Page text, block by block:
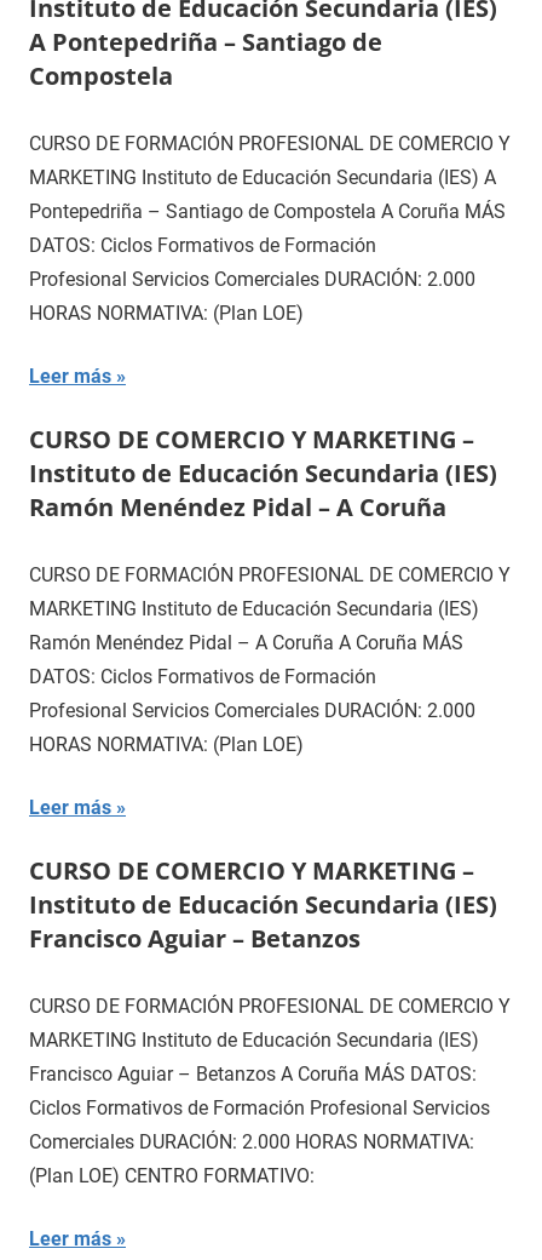
Instituto de Educación Secundaria (IES)
A Pontepedriña – Santiago de
Compostela
CURSO DE FORMACIÓN PROFESIONAL DE COMERCIO Y
MARKETING Instituto de Educación Secundaria (IES) A
Pontepedriña – Santiago de Compostela A Coruña MÁS
DATOS: Ciclos Formativos de Formación
Profesional Servicios Comerciales DURACIÓN: 2.000
HORAS NORMATIVA: (Plan LOE)
Leer más
CURSO DE COMERCIO Y MARKETING –
Instituto de Educación Secundaria (IES)
Ramón Menéndez Pidal – A Coruña
CURSO DE FORMACIÓN PROFESIONAL DE COMERCIO Y
MARKETING Instituto de Educación Secundaria (IES)
Ramón Menéndez Pidal – A Coruña A Coruña MÁS
DATOS: Ciclos Formativos de Formación
Profesional Servicios Comerciales DURACIÓN: 2.000
HORAS NORMATIVA: (Plan LOE)
Leer más
CURSO DE COMERCIO Y MARKETING –
Instituto de Educación Secundaria (IES)
Francisco Aguiar – Betanzos
CURSO DE FORMACIÓN PROFESIONAL DE COMERCIO Y
MARKETING Instituto de Educación Secundaria (IES)
Francisco Aguiar – Betanzos A Coruña MÁS DATOS:
Ciclos Formativos de Formación Profesional Servicios
Comerciales DURACIÓN: 2.000 HORAS NORMATIVA:
(Plan LOE) CENTRO FORMATIVO:
Leer más